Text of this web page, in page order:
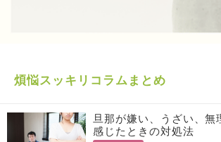
煩悩スッキリコラムまとめ
旦那が嫌い、うざい、無
感じたときの対処法